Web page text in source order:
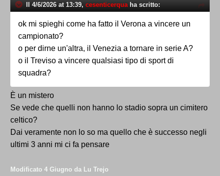
Il 4/6/2026 at 13:39, cesenticerquaha scritto:
ok mi spieghi come ha fatto il Verona a vincere un
campionato?
o per dirne un'altra, il Venezia a tornare in serie A?
o il Treviso a vincere qualsiasi tipo di sport di
squadra?
È un mistero
Se vede che quelli non hanno lo stadio sopra un cimitero
celtico?
Dai veramente non lo so ma quello che è successo negli
ultimi 3 anni mi ci fa pensare
Modificato 4 Giugno da Lu Trejo